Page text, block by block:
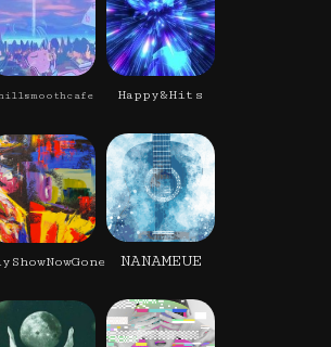
Happy&Hits
NANAMEUE